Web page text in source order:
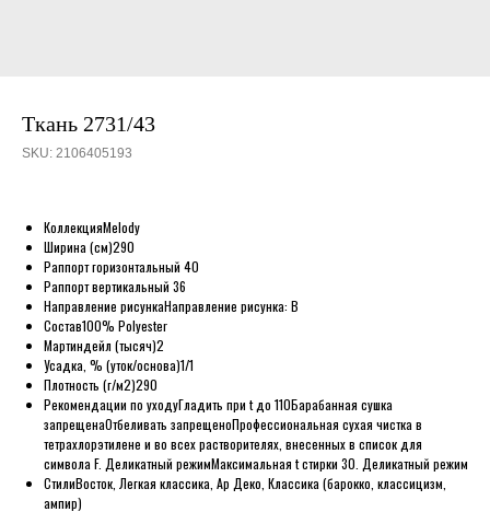
Ткань 2731/43
SKU: 2106405193
КоллекцияMelody
Ширина (см)290
Раппорт горизонтальный 40
Раппорт вертикальный 36
Направление рисункаНаправление рисунка: B
Состав100% Polyester
Мартиндейл (тысяч)2
Усадка, % (уток/основа)1/1
Плотность (г/м2)290
Рекомендации по уходуГладить при t до 110Барабанная сушка
запрещенаОтбеливать запрещеноПрофессиональная сухая чистка в
тетрахлорэтилене и во всех растворителях, внесенных в список для
символа F. Деликатный режимМаксимальная t стирки 30. Деликатный режим
СтилиВосток, Легкая классика, Ар Деко, Классика (барокко, классицизм,
ампир)